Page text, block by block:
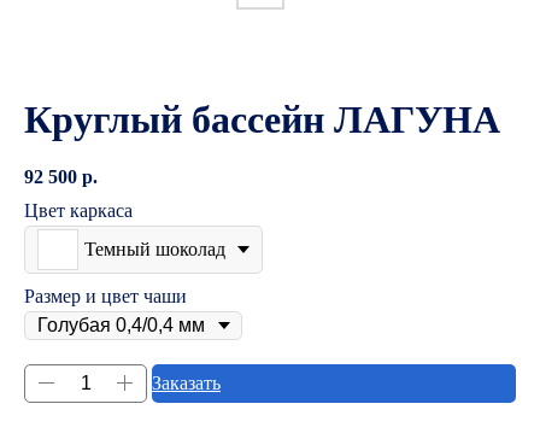
Круглый бассейн ЛАГУНА
92 500 р.
Цвет каркаса
Темный шоколад
Размер и цвет чаши
Заказать